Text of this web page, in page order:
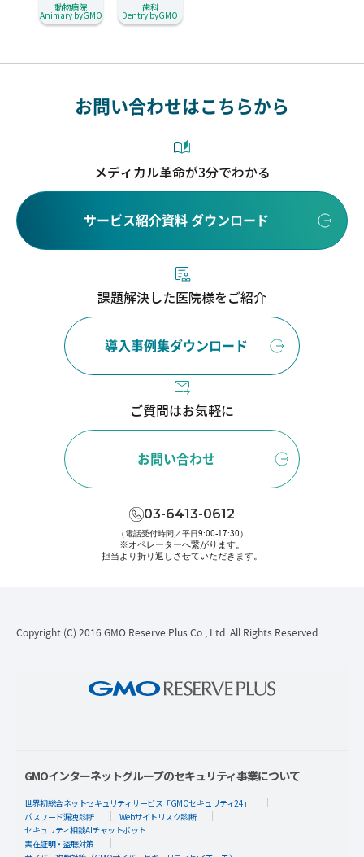
動物病院
Animary byGMO
歯科
Dentry byGMO
お問い合わせはこちらから
メディカル革命が3分でわかる
サービス紹介資料 ダウンロード
課題解決した医院様をご紹介
導入事例集ダウンロード
ご質問はお気軽に
お問い合わせ
03-6413-0612
（電話受付時間／平日9:00-17:30）
※オペレーターへ繋がります。
担当より折り返しさせていただきます。
Copyright (C) 2016 GMO Reserve Plus Co., Ltd. All Rights Reserved.
GMOインターネットグループのセキュリティ事業について
世界初総合ネットセキュリティサービス「GMOセキュリティ24」
パスワード漏洩診断
Webサイトリスク診断
セキュリティ相談AIチャットボット
実在証明・盗聴対策